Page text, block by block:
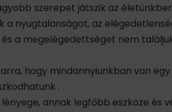
szerepet játszik az
a nyugtalanságot, az
a megelégedettséget nem
hogy mindannyiunkban van egy
.
annak legfőbb eszköze és